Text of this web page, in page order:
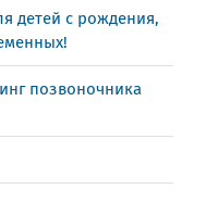
детей с рождения,
позвоночника